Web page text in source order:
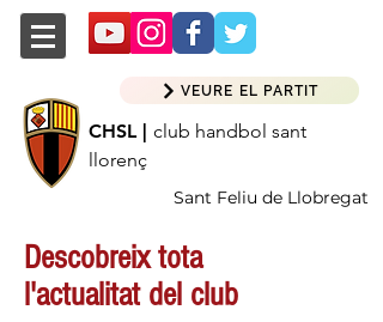
CHSL | club handbol sant
llorenç
Sant Feliu de Llobregat
VEURE EL PARTIT
Descobreix tota
l'actualitat del club